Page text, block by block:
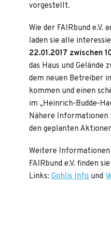
vorgestellt.
Wie der FAIRbund e.V.
laden sie alle
22.01.2017 zwischen
das Haus und Gelände
dem neuen Betreiber
kommen und einen
im „Heinrich-Budde-
Nähere Informationen
den geplanten
Weitere Informationen
FAIRbund e.V. finden
Links: Gohlis Info und